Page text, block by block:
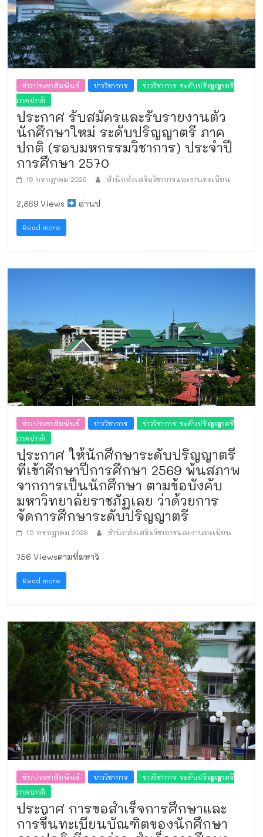
ข่าวประชาสัมพันธ์ ข่าววิชาการ
ข่าววิชาการ ระดับปริญญาตรี
ภาคปกติ
ประกาศ รับสมัครและรับรายงานตัว
นักศึกษาใหม่ ระดับปริญญาตรี ภาค
ปกติ (รอบมหกรรมวิชาการ) ประจำปี
การศึกษา 2570
19 กรกฎาคม 2026 สำนักส่งเสริมวิชาการและงานทะเบียน
2,869 Views อ่านป
Read more
ข่าวประชาสัมพันธ์ ข่าววิชาการ
ข่าววิชาการ ระดับปริญญาตรี
ภาคปกติ
ประกาศ ให้นักศึกษาระดับปริญญาตรี
ที่เข้าศึกษาปีการศึกษา 2569 พ้นสภาพ
จากการเป็นนักศึกษา ตามข้อบังคับ
มหาวิทยาลัยราชภัฏเลย ว่าด้วยการ
จัดการศึกษาระดับปริญญาตรี
15 กรกฎาคม 2026 สำนักส่งเสริมวิชาการและงานทะเบียน
756 Viewsตามที่มหาวิ
Read more
ข่าวประชาสัมพันธ์ ข่าววิชาการ
ข่าววิชาการ ระดับปริญญาตรี
ภาคปกติ
ประกาศ การขอสำเร็จการศึกษาและ
การขึ้นทะเบียนบัณฑิตของนักศึกษา